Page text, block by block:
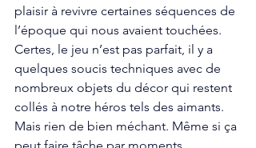
plaisir à revivre certaines séquences de
l’époque qui nous avaient touchées.
Certes, le jeu n’est pas parfait, il y a
quelques soucis techniques avec de
nombreux objets du décor qui restent
collés à notre héros tels des aimants.
Mais rien de bien méchant. Même si ça